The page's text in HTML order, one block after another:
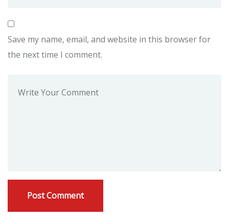
Save my name, email, and website in this browser for
the next time I comment.